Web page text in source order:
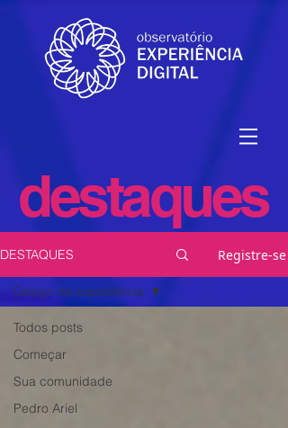
destaques
DESTAQUES Registre-se
Todos posts
Começar
Sua comunidade
Pedro Ariel
Design de experiência